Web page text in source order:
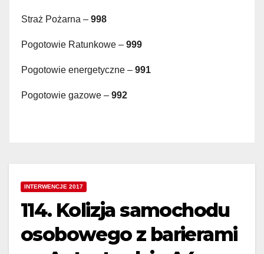
Straż Pożarna – 998
Pogotowie Ratunkowe – 999
Pogotowie energetyczne – 991
Pogotowie gazowe – 992
INTERWENCJE 2017
114. Kolizja samochodu
osobowego z barierami